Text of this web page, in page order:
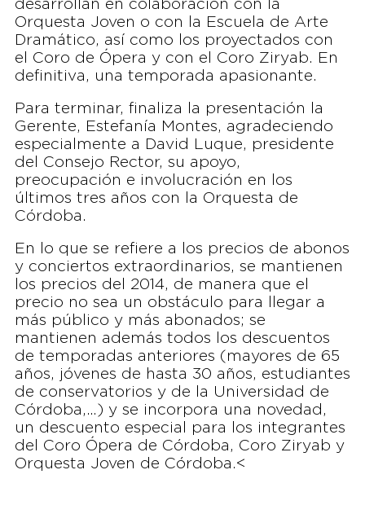
desarrollan en colaboración con la
Orquesta Joven o con la Escuela de Arte
Dramático, así como los proyectados con
el Coro de Ópera y con el Coro Ziryab. En
definitiva, una temporada apasionante.
Para terminar, finaliza la presentación la
Gerente, Estefanía Montes, agradeciendo
especialmente a David Luque, presidente
del Consejo Rector, su apoyo,
preocupación e involucración en los
últimos tres años con la Orquesta de
Córdoba.
En lo que se refiere a los precios de abonos
y conciertos extraordinarios, se mantienen
los precios del 2014, de manera que el
precio no sea un obstáculo para llegar a
más público y más abonados; se
mantienen además todos los descuentos
de temporadas anteriores (mayores de 65
años, jóvenes de hasta 30 años, estudiantes
de conservatorios y de la Universidad de
Córdoba,…) y se incorpora una novedad,
un descuento especial para los integrantes
del Coro Ópera de Córdoba, Coro Ziryab y
Orquesta Joven de Córdoba.<